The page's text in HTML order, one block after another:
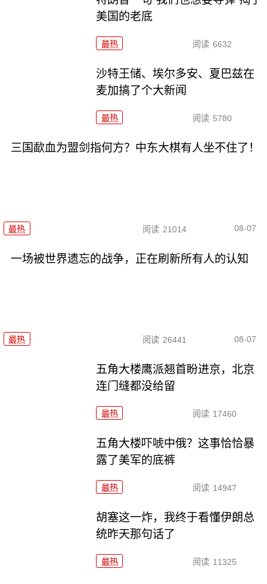
美国的老底
最热 阅读 6632
沙特王储、埃尔多安、夏巴兹在
麦加搞了个大新闻
最热 阅读 5780
三国歃血为盟剑指何方？中东大棋有人坐不住了！
最热 阅读 21014 08-07
一场被世界遗忘的战争，正在刷新所有人的认知
最热 阅读 26441 08-07
五角大楼鹰派翘首盼进京，北京
连门缝都没给留
最热 阅读 17460
五角大楼吓唬中俄？这事恰恰暴
露了美军的底裤
最热 阅读 14947
胡塞这一炸，我终于看懂伊朗总
统昨天那句话了
最热 阅读 11325